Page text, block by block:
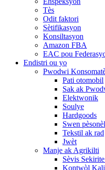
Tès
Odit faktori
Sètifikasyon
Konsiltasyon
Amazon FBA
EAC pou
Endistri ou yo
Pwodwi
Pati otomobil
Sak ak
Elektwonik
Soulye
Hardgoods
Swen
Tekstil ak rad
Jwèt
Manje ak Agrikilti
Sèvis
Kontwòl